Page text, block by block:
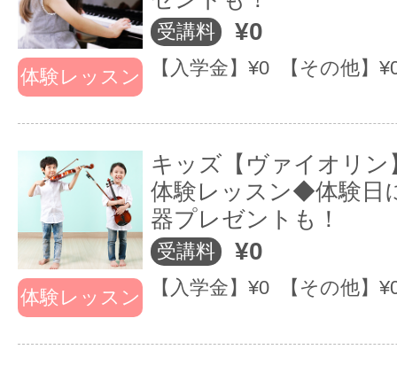
体験レッスン
受講料 ¥0
【入学金】¥0 【その他】
体験レッスン
キッズ【ヴァイオリン
体験レッスン◆体験日
器プレゼントも！
受講料 ¥0
【入学金】¥0 【その他】